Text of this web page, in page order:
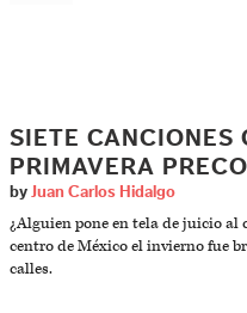
SIETE CANCIONES
PRIMAVERA
by Juan Carlos Hidalgo
¿Alguien pone en tela de juicio
centro de México el invierno fue
calles.